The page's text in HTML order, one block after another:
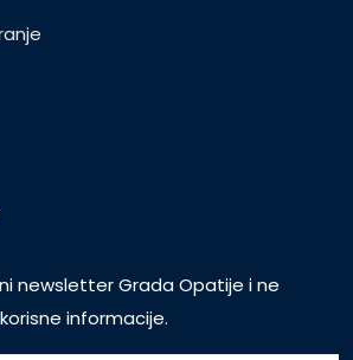
newsletter Grada Opatije i ne
informacije.